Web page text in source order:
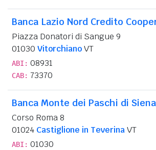
Banca Lazio Nord Credito
Piazza Donatori di Sangue 9
01030 VitorchianoVT
ABI: 08931
CAB: 73370
Banca Monte dei Paschi di Siena
Corso Roma 8
01024 Castiglione in TeverinaVT
ABI: 01030